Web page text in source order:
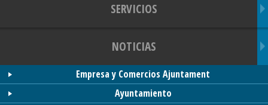
SERVICIOS
NOTICIAS
Empresa y Comercios Ajuntament
Ayuntamiento